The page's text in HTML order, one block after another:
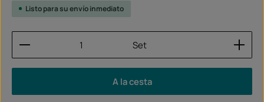
Listo para su envío inmediato
Cantidad del producto: introduce la cantidad
Set
A la cesta